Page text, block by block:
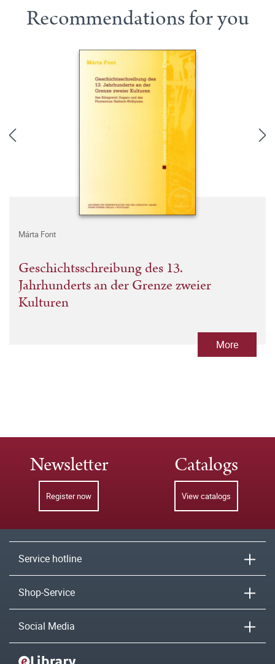
Recommendations for you
Márta Font
Geschichtsschreibung des 13.
Jahrhunderts an der Grenze zweier
Kulturen
More
Newsletter
Register now
Catalogs
View catalogs
Service hotline
Shop-Service
Social Media